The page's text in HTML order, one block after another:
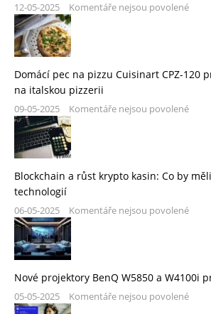
12-05-2025 Komentáře nejsou povolené
Domácí pec na pizzu Cuisinart CPZ-120
na italskou pizzerii
09-05-2025 Komentáře nejsou povolené
Blockchain a růst krypto kasin: Co by
technologií
06-05-2025 Komentáře nejsou povolené
Nové projektory BenQ W5850 a W4100i
05-05-2025 Komentáře nejsou povolené